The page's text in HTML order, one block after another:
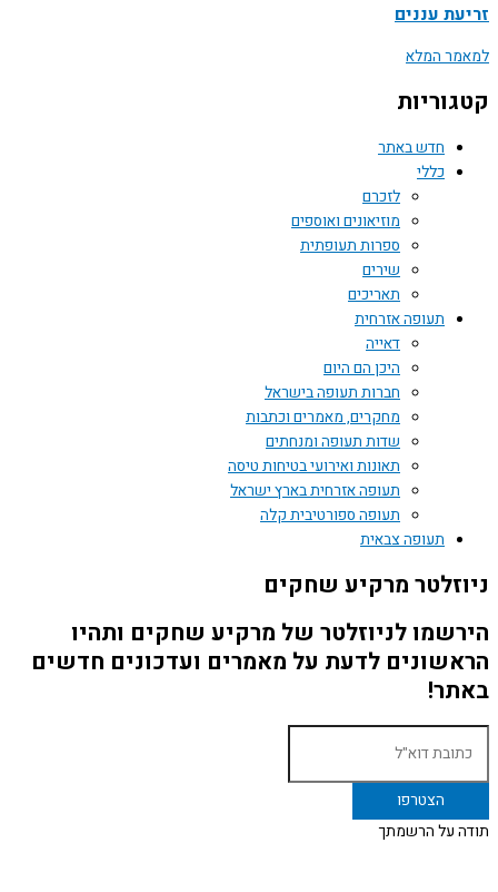
זריעת עננים
למאמר המלא
קטגוריות
חדש באתר
כללי
לזכרם
מוזיאונים ואוספים
ספרות תעופתית
שירים
תאריכים
תעופה אזרחית
דאייה
היכן הם היום
חברות תעופה בישראל
מחקרים, מאמרים וכתבות
שדות תעופה ומנחתים
תאונות ואירועי בטיחות טיסה
תעופה אזרחית בארץ ישראל
תעופה ספורטיבית קלה
תעופה צבאית
ניוזלטר מרקיע שחקים
הירשמו לניוזלטר של מרקיע שחקים ותהיו
הראשונים לדעת על מאמרים ועדכונים חדשים
באתר!
תודה על הרשמתך